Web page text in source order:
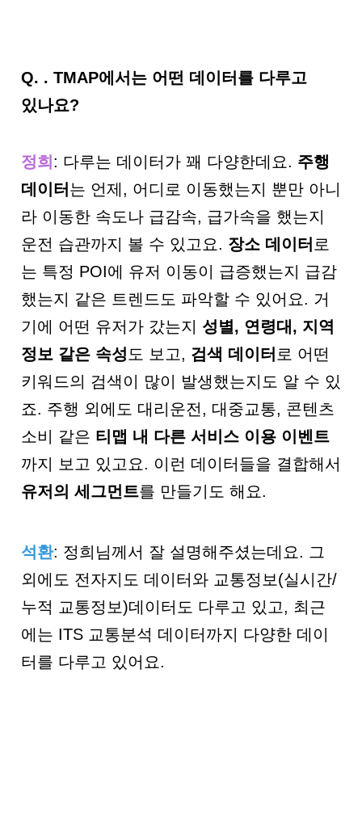
Q. . TMAP에서는 어떤 데이터를 다루고
있나요?
정희: 다루는 데이터가 꽤 다양한데요. 주행
데이터는 언제, 어디로 이동했는지 뿐만 아니
라 이동한 속도나 급감속, 급가속을 했는지
운전 습관까지 볼 수 있고요. 장소 데이터 로
는 특정 POI에 유저 이동이 급증했는지 급감
했는지 같은 트렌드도 파악할 수 있어요. 거
기에 어떤 유저가 갔는지 성별, 연령대, 지역
정보 같은 속성 도 보고, 검색 데이터 로 어떤
키워드의 검색이 많이 발생했는지도 알 수 있
죠. 주행 외에도 대리운전, 대중교통, 콘텐츠
소비 같은 티맵 내 다른 서비스 이용 이벤트
까지 보고 있고요. 이런 데이터들을 결합해서
유저의 세그먼트를 만들기도 해요.
석환: 정희님께서 잘 설명해주셨는데요. 그
외에도 전자지도 데이터와 교통정보(실시간/
누적 교통정보)데이터도 다루고 있고, 최근
에는 ITS 교통분석 데이터까지 다양한 데이
터를 다루고 있어요.